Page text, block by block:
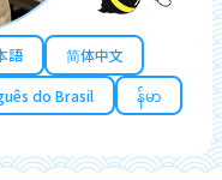
語
简体中文
do Brasil န်မာ